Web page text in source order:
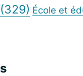
(329) École et